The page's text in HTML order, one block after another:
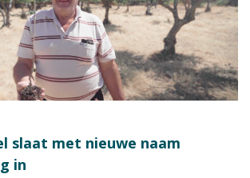
slaat met nieuwe naam
in